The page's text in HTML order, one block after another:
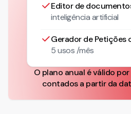
Editor de
inteligência artificial
Gerador de Petições
5 usos /mês
O plano anual é válido
contados a partir da